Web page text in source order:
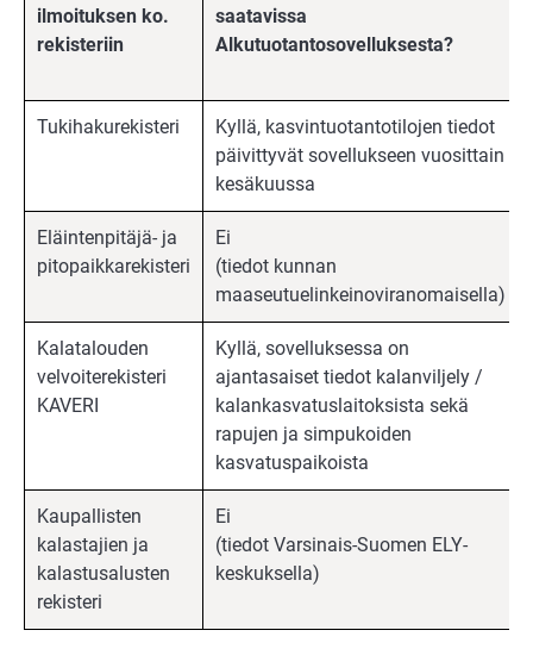
ilmoituksen ko.
rekisteriin
saatavissa
Alkutuotantosovelluksesta?
Tukihakurekisteri
Kyllä, kasvintuotantotilojen tiedot
päivittyvät sovellukseen vuosittain
kesäkuussa
Eläintenpitäjä- ja
pitopaikkarekisteri
Ei
(tiedot kunnan
maaseutuelinkeinoviranomaisella)
Kalatalouden
velvoiterekisteri
KAVERI
Kyllä, sovelluksessa on
ajantasaiset tiedot kalanviljely /
kalankasvatuslaitoksista sekä
rapujen ja simpukoiden
kasvatuspaikoista
Kaupallisten
kalastajien ja
kalastusalusten
rekisteri
Ei
(tiedot Varsinais-Suomen ELY-
keskuksella)